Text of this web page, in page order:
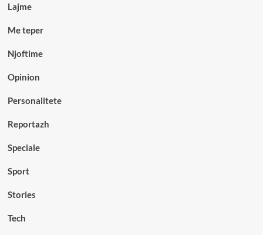
Lajme
Me teper
Njoftime
Opinion
Personalitete
Reportazh
Speciale
Sport
Stories
Tech